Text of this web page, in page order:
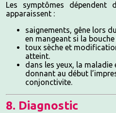
Les symptômes dépendent
apparaissent :
saignements, gêne lors
en mangeant si la
toux sèche et
atteint.
dans les yeux, la
donnant au début
conjonctivite.
8. Diagnostic